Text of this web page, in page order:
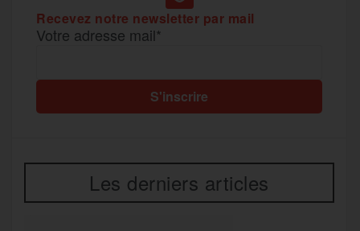
Recevez notre newsletter par mail
Votre adresse mail*
Les derniers articles